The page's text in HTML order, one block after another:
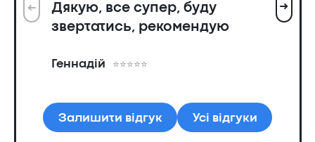
Дякую, все супер, буду
звертатись, рекомендую
Геннадій
➜ ➜
Залишити відгук Усі відгуки